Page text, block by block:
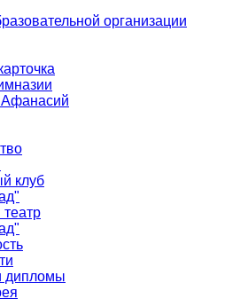
организации
Афанасий
клуб
дипломы